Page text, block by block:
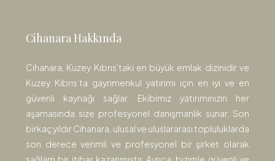
Cihanara Hakkında
Cihanara, Kuzey Kıbrıs’taki en büyük emlak dizinidir ve
Kuzey Kıbrıs’ta gayrimenkul yatırımı için en iyi ve en
güvenli kaynağı sağlar. Ekibimiz yatırımınızın her
aşamasında size profesyonel danışmanlık sunar. Son
birkaç yıldır Cihanara, ulusal ve uluslararası topluluklarda
son derece verimli ve profesyonel bir şirket olarak